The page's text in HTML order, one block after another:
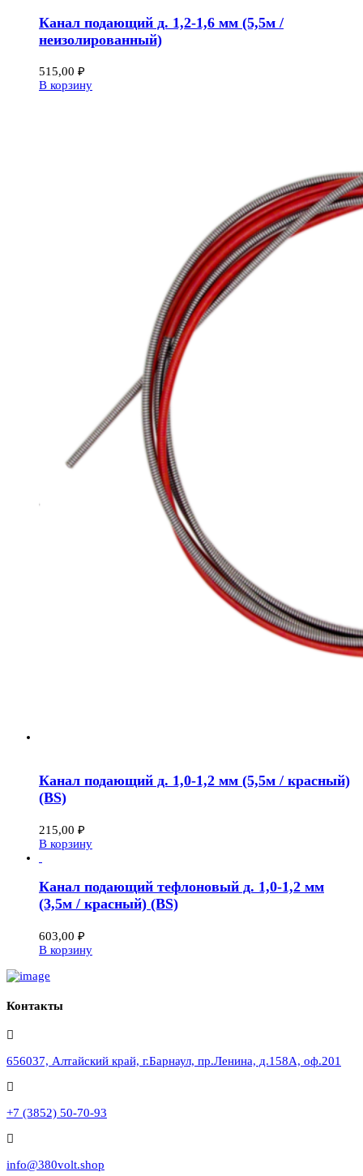
Канал подающий д. 1,2-1,6 мм (5,5м /
неизолированный)
515,00 ₽
В корзину
Канал подающий д. 1,0-1,2 мм (5,5м / красный)
(BS)
215,00 ₽
В корзину
Канал подающий тефлоновый д. 1,0-1,2 мм
(3,5м / красный) (BS)
603,00 ₽
В корзину
Контакты
656037, Алтайский край, г.Барнаул, пр.Ленина, д.158А, оф.201
+7 (3852) 50-70-93
info@380volt.shop